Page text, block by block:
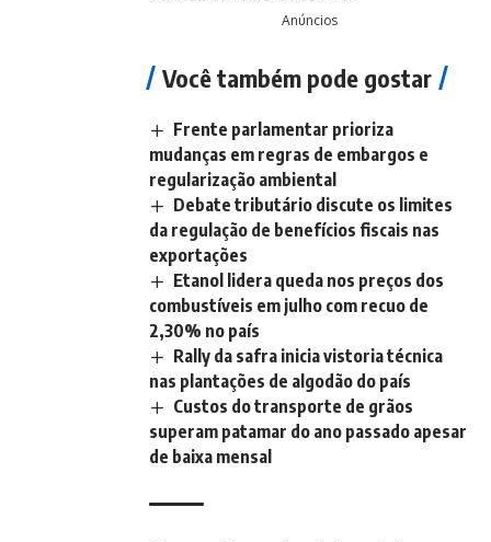
Anúncios
Você também pode gostar
Frente parlamentar prioriza
mudanças em regras de embargos e
regularização ambiental
Debate tributário discute os limites
da regulação de benefícios fiscais nas
exportações
Etanol lidera queda nos preços dos
combustíveis em julho com recuo de
2,30% no país
Rally da safra inicia vistoria técnica
nas plantações de algodão do país
Custos do transporte de grãos
superam patamar do ano passado apesar
de baixa mensal